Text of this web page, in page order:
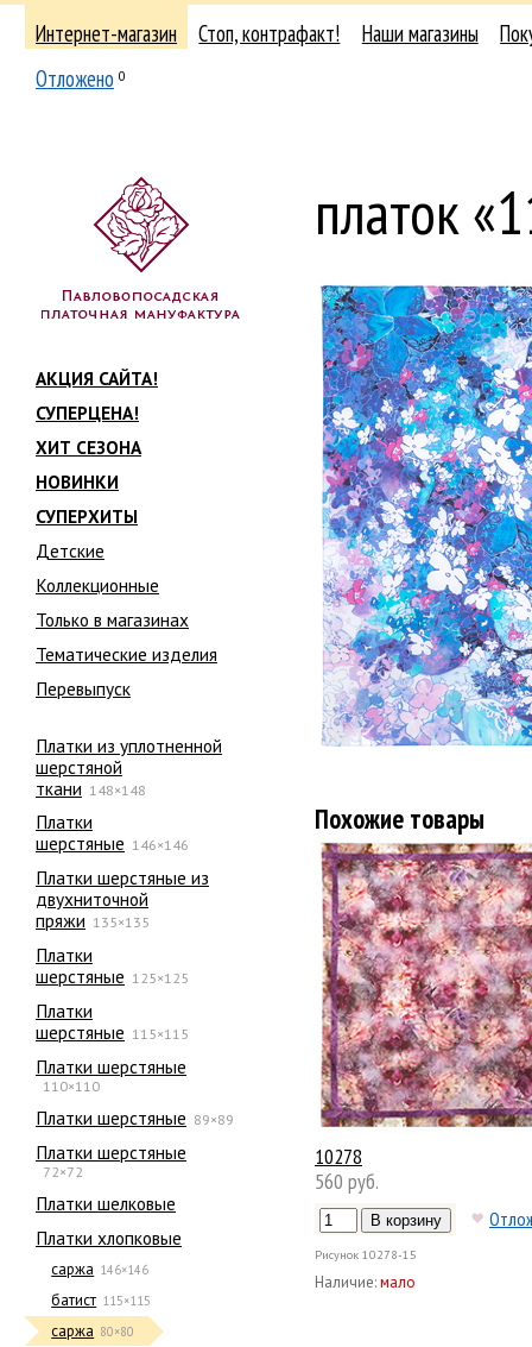
Интернет-магазин Стоп, контрафакт! Наши магазины
Отложено 0
АКЦИЯ САЙТА!
СУПЕРЦЕНА!
ХИТ СЕЗОНА
НОВИНКИ
СУПЕРХИТЫ
Детские
Коллекционные
Только в магазинах
Тематические изделия
Перевыпуск
Платки из уплотненной
шерстяной
ткани 148×148
Платки
шерстяные 146×146
Платки шерстяные из
двухниточной
пряжи 135×135
Платки
шерстяные 125×125
Платки
шерстяные 115×115
Платки шерстяные
110×110
Платки шерстяные 89×89
Платки шерстяные
72×72
Платки шелковые
Платки хлопковые
саржа 146×146
батист 115×115
саржа 80×80
платок
Похожие товары
10278
560 руб.
Рисунок 10278-15
Наличие:мало